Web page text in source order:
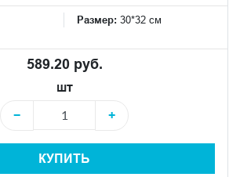
Размер: 30*32 см
589.20 руб.
шт
−
+
КУПИТЬ